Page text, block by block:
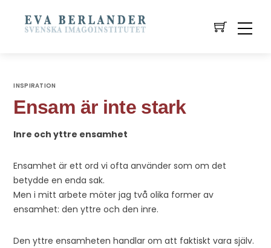
INSPIRATION
Ensam är inte stark
Inre och yttre ensamhet
Ensamhet är ett ord vi ofta använder som om det
betydde en enda sak.
Men i mitt arbete möter jag två olika former av
ensamhet: den yttre och den inre.
Den yttre ensamheten handlar om att faktiskt vara själv.